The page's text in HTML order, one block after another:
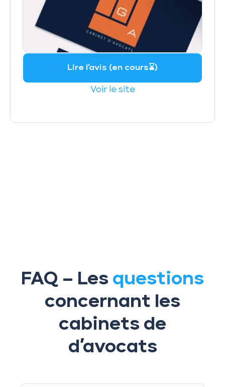
Lire l’avis (en cours⌛️)
Voir le site
FAQ – Les questions
concernant les
cabinets de
d’avocats